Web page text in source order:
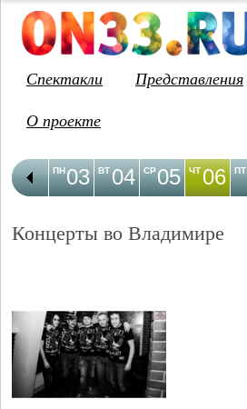
Спектакли
Представления
О проекте
03
ПН 04
ВТ 05
СР 06
ЧТ ПТ
Концерты во Владимире